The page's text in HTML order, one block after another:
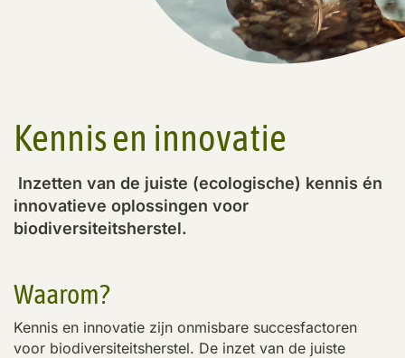
Kennis en innovatie
Inzetten van de juiste (ecologische) kennis én
innovatieve oplossingen voor
biodiversiteitsherstel.
Waarom?
Kennis en innovatie zijn onmisbare succesfactoren
voor biodiversiteitsherstel. De inzet van de juiste